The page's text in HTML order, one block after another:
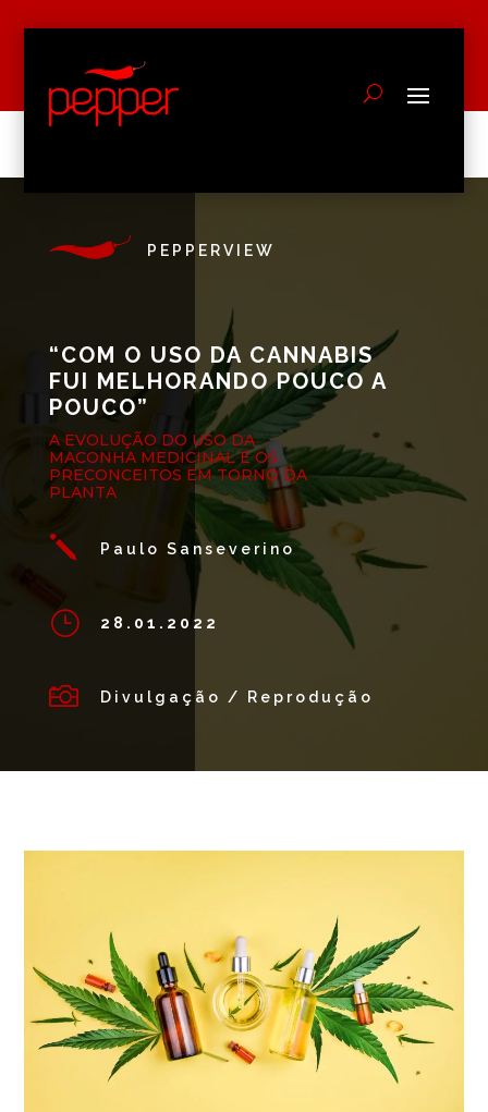
PEPPERVIEW
“COM O USO DA CANNABIS
FUI MELHORANDO POUCO A
POUCO”
A EVOLUÇÃO DO USO DA
MACONHA MEDICINAL E OS
PRECONCEITOS EM TORNO DA
PLANTA
j Paulo Sanseverino
} 28.01.2022
 Divulgação / Reprodução